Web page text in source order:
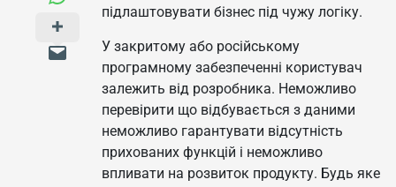
підлаштовувати бізнес під чужу логіку.
У закритому або російському
програмному забезпеченні користувач
залежить від розробника. Неможливо
перевірити що відбувається з даними
неможливо гарантувати відсутність
прихованих функцій і неможливо
впливати на розвиток продукту. Будь яке